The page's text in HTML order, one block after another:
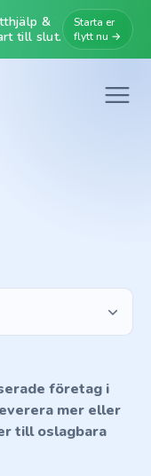
&
till slut.
Starta er
flytt nu →
företag i
mer eller
till oslagbara